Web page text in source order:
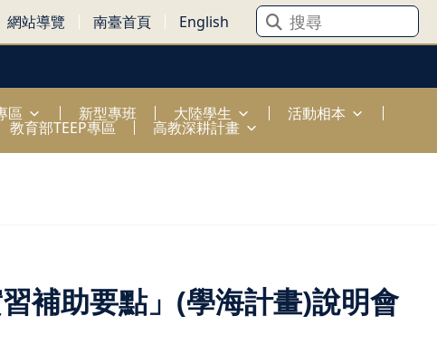
網站導覽 南臺首頁 English
區 新型專班 大陸學生 活動相本
教育部TEEP專區 高教深耕計畫
補助要點」(學海計畫)說明會